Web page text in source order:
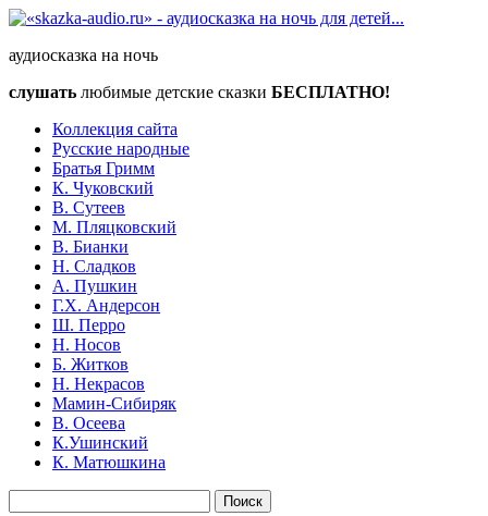
аудиосказка на ночь
слушать любимые детские сказки БЕСПЛАТНО!
Коллекция сайта
Русские народные
Братья Гримм
К. Чуковский
В. Сутеев
М. Пляцковский
В. Бианки
Н. Сладков
А. Пушкин
Г.Х. Андерсон
Ш. Перро
Н. Носов
Б. Житков
Н. Некрасов
Мамин-Сибиряк
В. Осеева
К.Ушинский
К. Матюшкина
Поиск